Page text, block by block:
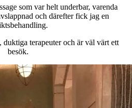
som var helt underbar, varenda
och därefter fick jag en
terapeuter och är väl värt ett
besök.